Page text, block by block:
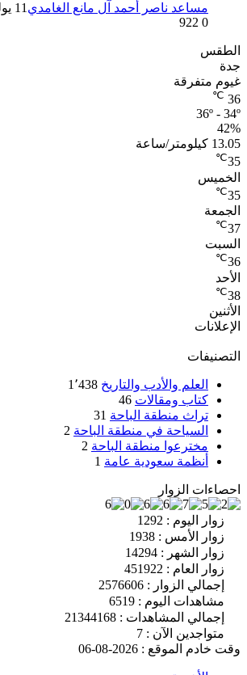
مساعد ناصر أحمد آل مانع الغامدي 11 يوليو، 2025
0
الطقس
جدة
غيوم متفرقة
36
℃
36º - 34º
42%
13.05 كيلومتر/ساعة
35
℃
الخميس
35
℃
الجمعة
37
℃
السبت
36
℃
الأحد
38
℃
الأثنين
الإعلانات
التصنيفات
العلم والأدب والتاريخ 1٬438
كتاب ومقالات 46
تراث منطقة الباحة 31
السياحة في منطقة الباحة 2
مخترعوا منطقة الباحة 2
أنظمة سعودية عامة 1
احصاءات الزوار
زوار اليوم : 1292
زوار الأمس : 1938
زوار الشهر : 14294
زوار العام : 451922
إجمالي الزوار : 2576606
مشاهدات اليوم : 6519
إجمالي المشاهدات : 21344168
متواجدين الآن : 7
وقت خادم الموقع : 2026-08-06